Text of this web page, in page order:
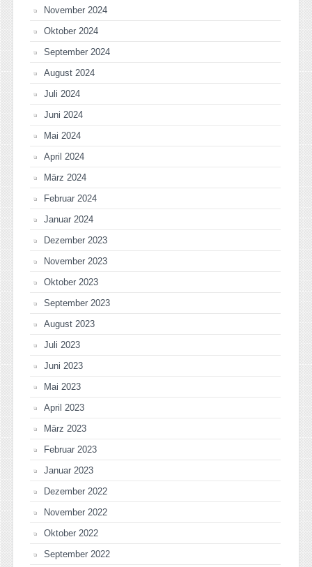
November 2024
Oktober 2024
September 2024
August 2024
Juli 2024
Juni 2024
Mai 2024
April 2024
März 2024
Februar 2024
Januar 2024
Dezember 2023
November 2023
Oktober 2023
September 2023
August 2023
Juli 2023
Juni 2023
Mai 2023
April 2023
März 2023
Februar 2023
Januar 2023
Dezember 2022
November 2022
Oktober 2022
September 2022